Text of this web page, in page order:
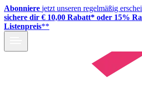
Abonniere jetzt unseren regelmäßig
sichere dir € 10,00 Rabatt* oder 15%
Listenpreis**